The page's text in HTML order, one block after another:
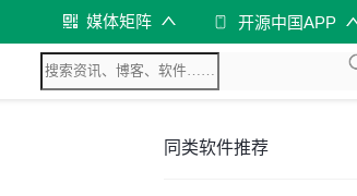
媒体矩阵 开源中国APP
同类软件推荐